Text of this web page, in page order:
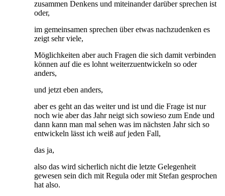
zusammen Denkens und miteinander darüber sprechen ist
oder,
im gemeinsamen sprechen über etwas nachzudenken es
zeigt sehr viele,
Möglichkeiten aber auch Fragen die sich damit verbinden
können auf die es lohnt weiterzuentwickeln so oder
anders,
und jetzt eben anders,
aber es geht an das weiter und ist und die Frage ist nur
noch wie aber das Jahr neigt sich sowieso zum Ende und
dann kann man mal sehen was im nächsten Jahr sich so
entwickeln lässt ich weiß auf jeden Fall,
das ja,
also das wird sicherlich nicht die letzte Gelegenheit
gewesen sein dich mit Regula oder mit Stefan gesprochen
hat also.